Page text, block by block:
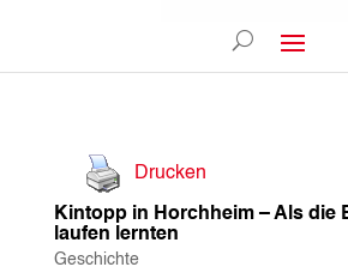
Drucken
Kintopp in Horchheim – Als die
laufen lernten
Geschichte